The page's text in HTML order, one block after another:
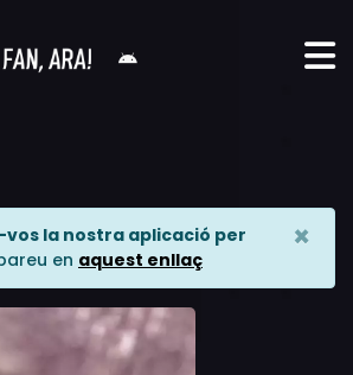
la nostra aplicació per
en aquest enllaç
×